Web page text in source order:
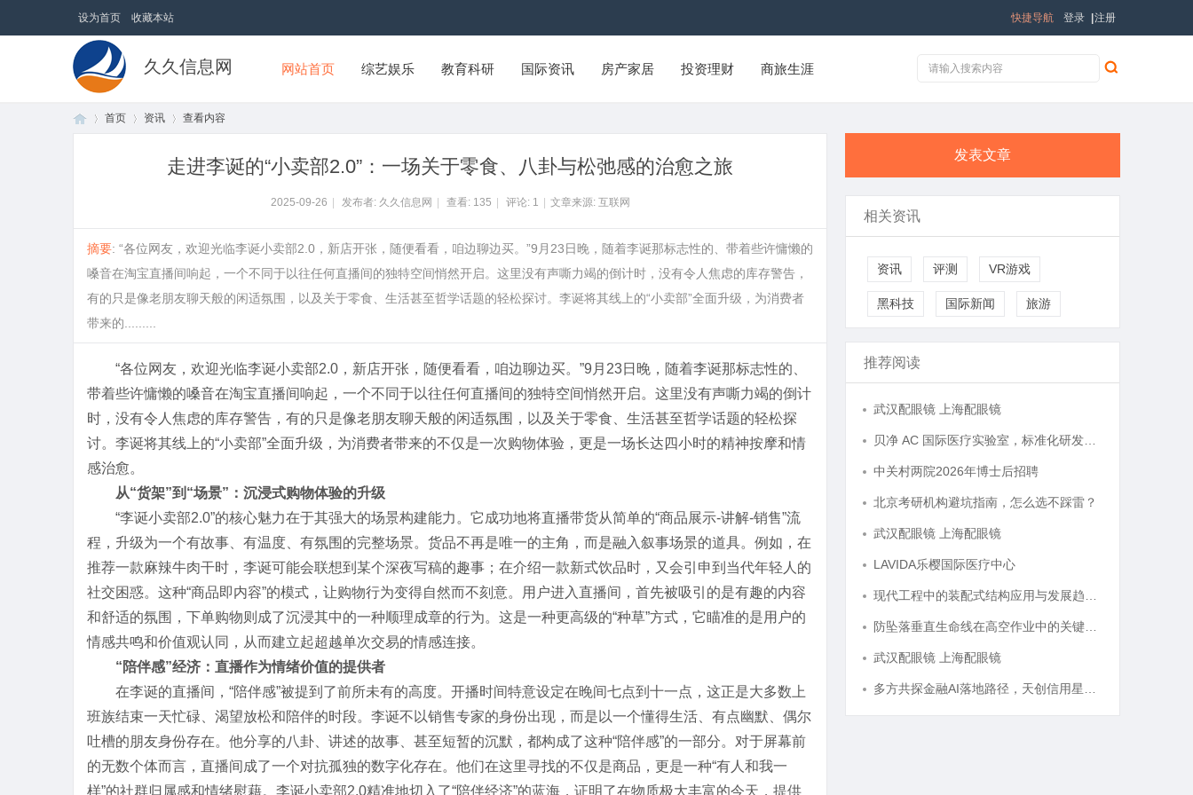
设为首页 收藏本站 登录 注册
快捷导航
久久信息网 网站首页 综艺娱乐 教育科研 国际资讯 房产家居 投资理财 商旅生涯
首页 资讯 查看内容
走进李诞的“小卖部2.0”：一场关于零食、八卦与松弛感的治愈之旅
2025-09-26 发布者: 久久信息网 查看: 135 评论: 1 文章来源: 互联网
摘要: “各位网友，欢迎光临李诞小卖部2.0，新店开张，随便看看，咱边聊边买。”9月23日晚，随着李诞那标志性的、带着些许慵懒的
嗓音在淘宝直播间响起，一个不同于以往任何直播间的独特空间悄然开启。这里没有声嘶力竭的倒计时，没有令人焦虑的库存警告，
有的只是像老朋友聊天般的闲适氛围，以及关于零食、生活甚至哲学话题的轻松探讨。李诞将其线上的“小卖部”全面升级，为消费者
带来的.........
“各位网友，欢迎光临李诞小卖部2.0，新店开张，随便看看，咱边聊边买。”9月23日晚，随着李诞那标志性的、
带着些许慵懒的嗓音在淘宝直播间响起，一个不同于以往任何直播间的独特空间悄然开启。这里没有声嘶力竭的倒计
时，没有令人焦虑的库存警告，有的只是像老朋友聊天般的闲适氛围，以及关于零食、生活甚至哲学话题的轻松探
讨。李诞将其线上的“小卖部”全面升级，为消费者带来的不仅是一次购物体验，更是一场长达四小时的精神按摩和情
感治愈。
从“货架”到“场景”：沉浸式购物体验的升级
“李诞小卖部2.0”的核心魅力在于其强大的场景构建能力。它成功地将直播带货从简单的“商品展示-讲解-销售”流
程，升级为一个有故事、有温度、有氛围的完整场景。货品不再是唯一的主角，而是融入叙事场景的道具。例如，在
推荐一款麻辣牛肉干时，李诞可能会联想到某个深夜写稿的趣事；在介绍一款新式饮品时，又会引申到当代年轻人的
社交困惑。这种“商品即内容”的模式，让购物行为变得自然而不刻意。用户进入直播间，首先被吸引的是有趣的内容
和舒适的氛围，下单购物则成了沉浸其中的一种顺理成章的行为。这是一种更高级的“种草”方式，它瞄准的是用户的
情感共鸣和价值观认同，从而建立起超越单次交易的情感连接。
“陪伴感”经济：直播作为情绪价值的提供者
在李诞的直播间，“陪伴感”被提到了前所未有的高度。开播时间特意设定在晚间七点到十一点，这正是大多数上
班族结束一天忙碌、渴望放松和陪伴的时段。李诞不以销售专家的身份出现，而是以一个懂得生活、有点幽默、偶尔
吐槽的朋友身份存在。他分享的八卦、讲述的故事、甚至短暂的沉默，都构成了这种“陪伴感”的一部分。对于屏幕前
的无数个体而言，直播间成了一个对抗孤独的数字化存在。他们在这里寻找的不仅是商品，更是一种“有人和我一
样”的社群归属感和情绪慰藉。李诞小卖部2.0精准地切入了“陪伴经济”的蓝海，证明了在物质极大丰富的今天，提供
发表文章
相关资讯
资讯 评测 VR游戏
黑科技 国际新闻 旅游
推荐阅读
武汉配眼镜 上海配眼镜
中关村两院2026年博士后招聘
北京考研机构避坑指南，怎么选不踩雷？
武汉配眼镜 上海配眼镜
LAVIDA乐樱国际医疗中心
武汉配眼镜 上海配眼镜